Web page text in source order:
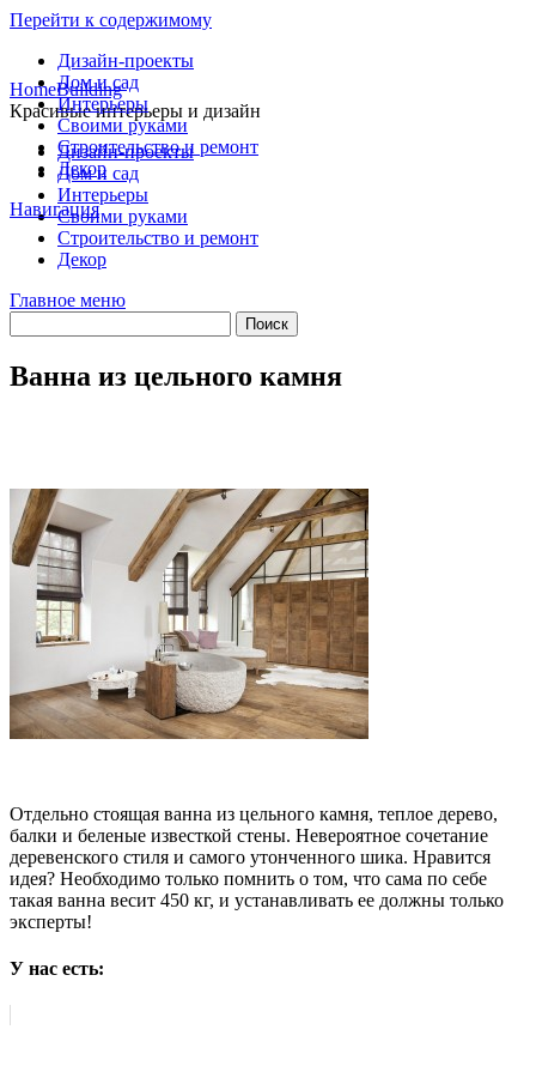
Перейти к содержимому
Дизайн-проекты
Дом и сад
Интерьеры
Своими руками
Строительство и ремонт
Декор
Навигация
HomeBuilding
Красивые интерьеры и дизайн
Дизайн-проекты
Дом и сад
Интерьеры
Своими руками
Строительство и ремонт
Декор
Главное меню
Ванна из цельного камня
Отдельно стоящая ванна из цельного камня, теплое дерево,
балки и беленые известкой стены. Невероятное сочетание
деревенского стиля и самого утонченного шика. Нравится
идея? Необходимо только помнить о том, что сама по себе
такая ванна весит 450 кг, и устанавливать ее должны только
эксперты!
У нас есть: